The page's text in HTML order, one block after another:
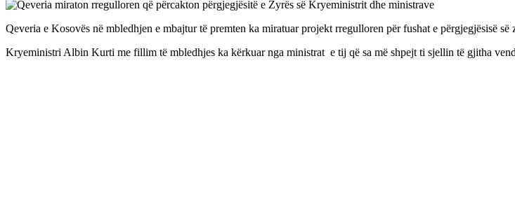
Qeveria e Kosovës në mbledhjen e mbajtur të premten ka miratuar projekt rregulloren për fushat e përgjegjësisë
Kryeministri Albin Kurti me fillim të mbledhjes ka kërkuar nga ministrat e tij që sa më shpejt ti sjellin të gjitha